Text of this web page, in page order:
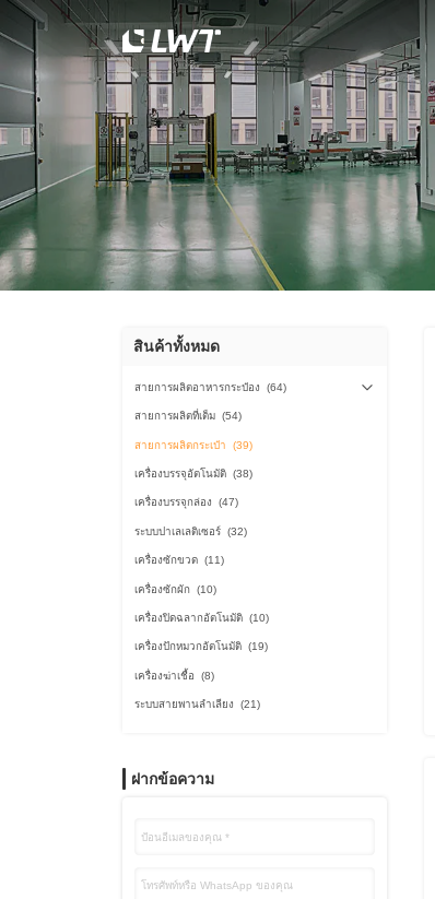
สินค้าทั้งหมด
สายการผลิตอาหารกระป๋อง (64)
สายการผลิตที่เต็ม (54)
สายการผลิตกระเป๋า (39)
เครื่องบรรจุอัตโนมัติ (38)
เครื่องบรรจุกล่อง (47)
ระบบปาเลเลติเซอร์ (32)
เครื่องซักขวด (11)
เครื่องซักผัก (10)
เครื่องปิดฉลากอัตโนมัติ (10)
เครื่องปักหมวกอัตโนมัติ (19)
เครื่องฆ่าเชื้อ (8)
ระบบสายพานลำเลียง (21)
ฝากข้อความ